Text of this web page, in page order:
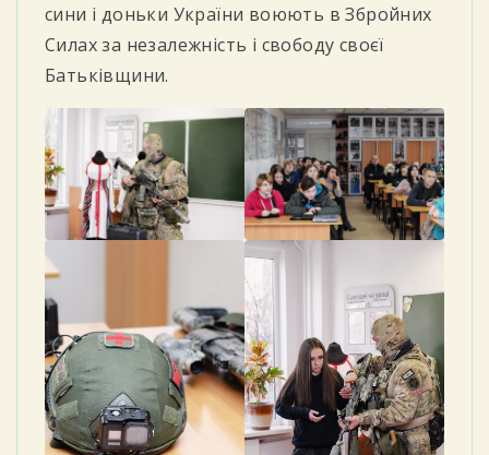
сини і доньки України воюють в Збройних
Силах за незалежність і свободу своєї
Батьківщини.